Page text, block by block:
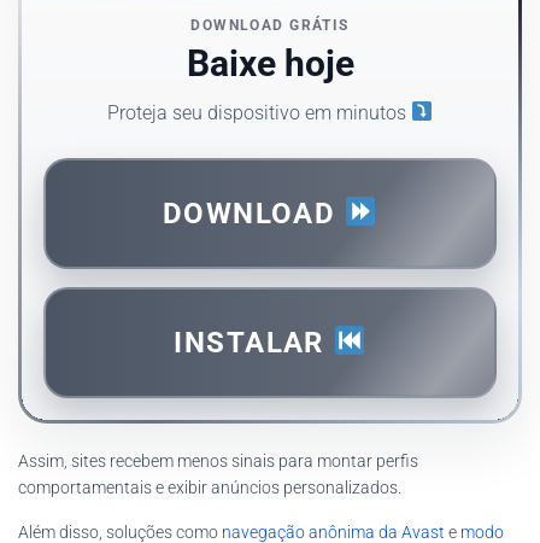
DOWNLOAD GRÁTIS
Baixe hoje
Proteja seu dispositivo em minutos
DOWNLOAD
INSTALAR
Assim, sites recebem menos sinais para montar perfis
comportamentais e exibir anúncios personalizados.
Além disso, soluções como navegação anônima da Avast e modo